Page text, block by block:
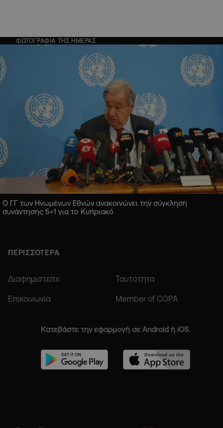
ΦΩΤΟΓΡΑΦΙΑ ΤΗΣ ΗΜΕΡΑΣ
Ο ΓΓ των Ηνωμένων Εθνών ανακοινώνει την σύγκληση
συνάντησης 5+1 για το Κυπριακό
ΠΕΡΙΣΣΟΤΕΡΑ
Διαφημιστείτε Ταυτότητα
Επικοινωνία Member of COPA
Κατεβάστε την εφαρμογή σε Android ή iOS.